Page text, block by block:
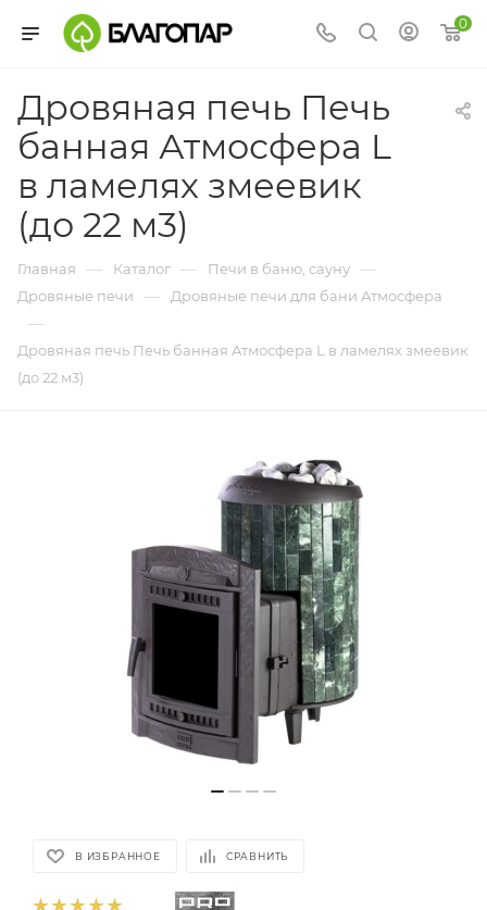
0
Дровяная печь Печь
банная Атмосфера L
в ламелях змеевик
(до 22 м3)
Главная — Каталог — Печи в баню, сауну —
Дровяные печи — Дровяные печи для бани Атмосфера
—
Дровяная печь Печь банная Атмосфера L в ламелях змеевик
(до 22 м3)
В ИЗБРАННОЕ СРАВНИТЬ